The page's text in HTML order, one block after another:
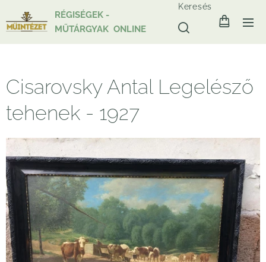
RÉGISÉGEK -
MŰTÁRGYAK ONLINE
Keresés
Cisarovsky Antal Legelésző
tehenek - 1927